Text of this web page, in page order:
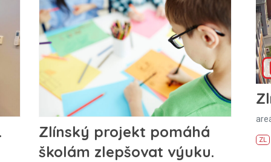
Zlínský projekt pomáhá
školám zlepšovat výuku.
ZL